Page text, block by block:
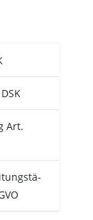
Art.